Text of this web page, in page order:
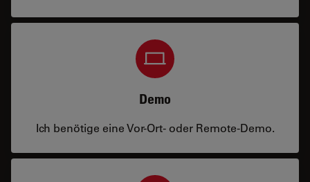
Demo
Ich benötige eine Vor-Ort- oder Remote-Demo.